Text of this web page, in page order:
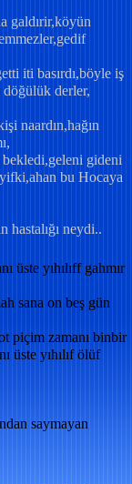
galdırir,köyün
iti basırdı,böyle iş
döğülük derler,
naardın,hağın
bekledi,geleni gideni
bu Hocaya
neydi..
üste yıhılıff gahmır
sana on beş gün
piçim zamanı binbir
üste yıhılıf ölüf
saymayan